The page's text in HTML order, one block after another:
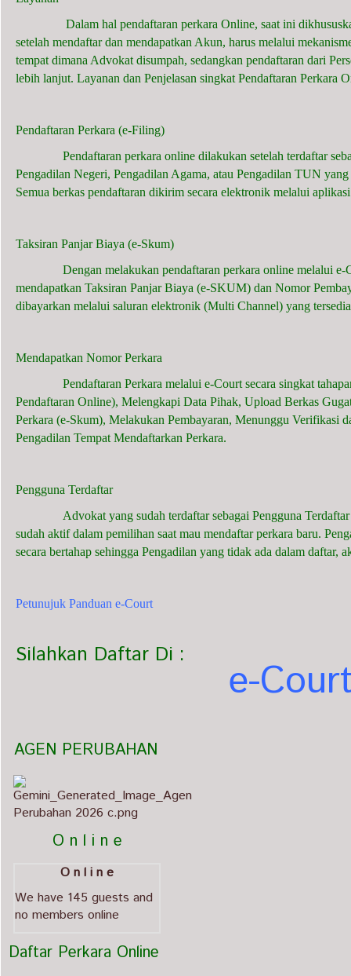
Dalam hal pendaftaran perkara Online, saat ini dikhususkan
setelah mendaftar dan mendapatkan Akun, harus melalui
tempat dimana Advokat disumpah, sedangkan pendaftaran dari
lebih lanjut. Layanan dan Penjelasan singkat Pendaftaran Perkara
Pendaftaran Perkara (e-Filing)
Pendaftaran perkara online dilakukan setelah terdaftar
Pengadilan Negeri, Pengadilan Agama, atau Pengadilan TUN
Semua berkas pendaftaran dikirim secara elektronik melalui
Taksiran Panjar Biaya (e-Skum)
Dengan melakukan pendaftaran perkara online melalui e-
mendapatkan Taksiran Panjar Biaya (e-SKUM) dan Nomor
dibayarkan melalui saluran elektronik (Multi Channel) yang
Mendapatkan Nomor Perkara
Pendaftaran Perkara melalui e-Court secara singkat
Pendaftaran Online), Melengkapi Data Pihak, Upload Berkas
Perkara (e-Skum), Melakukan Pembayaran, Menunggu Verifikasi
Pengadilan Tempat Mendaftarkan Perkara.
Pengguna Terdaftar
Advokat yang sudah terdaftar sebagai Pengguna Terdaftar
sudah aktif dalam pemilihan saat mau mendaftar perkara baru.
secara bertahap sehingga Pengadilan yang tidak ada dalam daftar,
Petunujuk Panduan e-Court
Silahkan Daftar Di : e-
          O n l i n e
O n l i n e
We have 145 guests and
no members online
  Daftar Perkara Online